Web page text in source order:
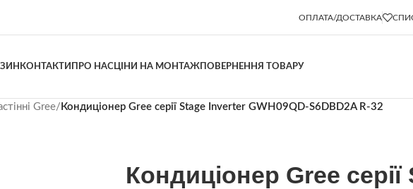
ОПЛАТА/ДОСТАВКА
КОНТАКТИ ПРО НАСЦІНИ НА МОНТАЖПОВЕРНЕННЯ ТОВАРУ
Gree/ Кондиціонер Gree серії Stage Inverter GWH09QD-S6DBD2A R-32
Кондиціонер Gree серії